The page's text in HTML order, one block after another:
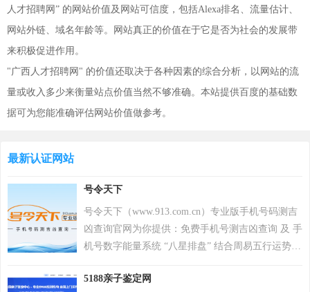
人才招聘网” 的网站价值及网站可信度，包括Alexa排名、流量估计、
网站外链、域名年龄等。网站真正的价值在于它是否为社会的发展带
来积极促进作用。
"广西人才招聘网" 的价值还取决于各种因素的综合分析，以网站的流
量或收入多少来衡量站点价值当然不够准确。本站提供百度的基础数
据可为您能准确评估网站价值做参考。
最新认证网站
号令天下
号令天下（www.913.com.cn）专业版手机号码测吉
凶查询官网为你提供：免费手机号测吉凶查询 及 手
机号数字能量系统 “八星排盘” 结合周易五行运势来
下官网手机号码测吉凶查询系统，专业最新版、超
5188亲子鉴定网